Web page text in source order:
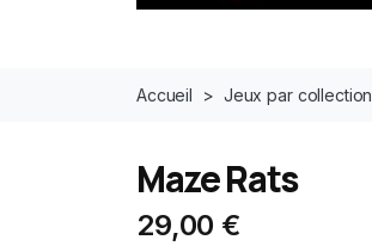
Accueil Jeux par collection
Maze Rats
29,00 €